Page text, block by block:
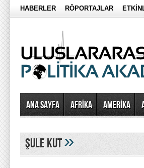
HABERLER RÖPORTAJLAR
Ana Sayfa AFRİKA AMERİKA
şule kut»